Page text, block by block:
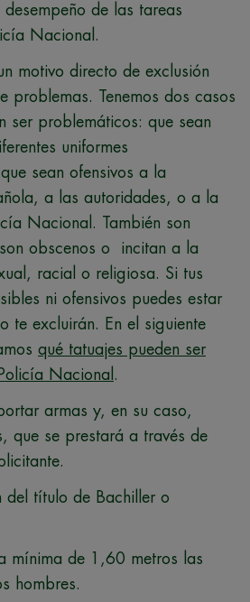
de las tareas
Nacional.
motivo directo de exclusión
problemas. Tenemos dos casos
ser problemáticos: que sean
uniformes
sean ofensivos a la
a las autoridades, o a la
Nacional. También son
obscenos o incitan a la
racial o religiosa. Si tus
ni ofensivos puedes estar
te excluirán. En el siguiente
qué tatuajes pueden ser
Nacional .
armas y, en su caso,
que se prestará a través de
del título de Bachiller o
mínima de 1,60 metros las
hombres.